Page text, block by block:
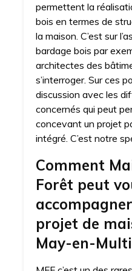
permettent la
bois en termes de
la maison. C’est sur
bardage bois par
architectes des
s’interroger. Sur ces
discussion avec les
concernés qui peut
concevant un projet
intégré. C’est notre
Comment
Forêt peut
projet de
May-en-